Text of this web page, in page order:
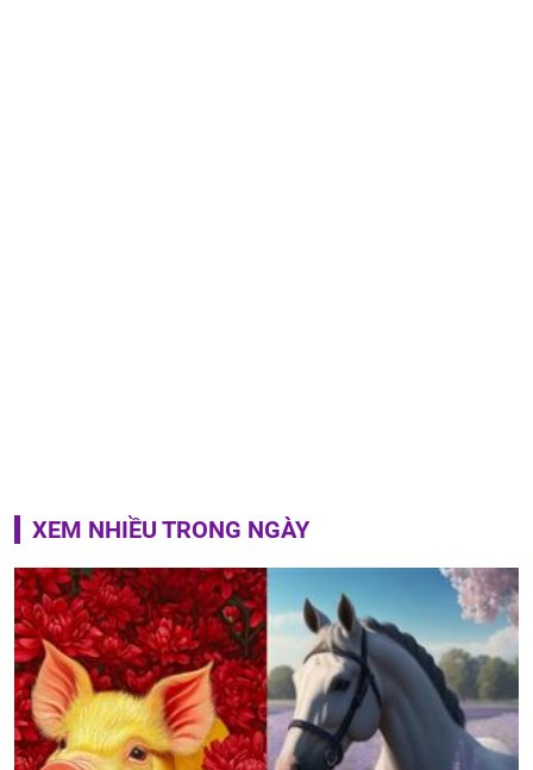
XEM NHIỀU TRONG NGÀY